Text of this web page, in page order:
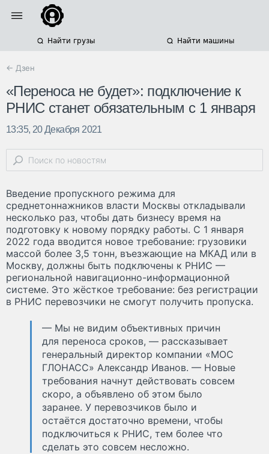
Найти грузы Найти машины
← Дзен
«Переноса не будет»: подключение к
РНИС станет обязательным с 1 января
13:35, 20 Декабря 2021
Введение пропускного режима для
среднетоннажников власти Москвы откладывали
несколько раз, чтобы дать бизнесу время на
подготовку к новому порядку работы. С 1 января
2022 года вводится новое требование: грузовики
массой более 3,5 тонн, въезжающие на МКАД или в
Москву, должны быть подключены к РНИС —
региональной навигационно-информационной
системе. Это жёсткое требование: без регистрации
в РНИС перевозчики не смогут получить пропуска.
— Мы не видим объективных причин
для переноса сроков, — рассказывает
генеральный директор компании «МОС
ГЛОНАСС» Александр Иванов. — Новые
требования начнут действовать совсем
скоро, а объявлено об этом было
заранее. У перевозчиков было и
остаётся достаточно времени, чтобы
подключиться к РНИС, тем более что
сделать это совсем несложно.